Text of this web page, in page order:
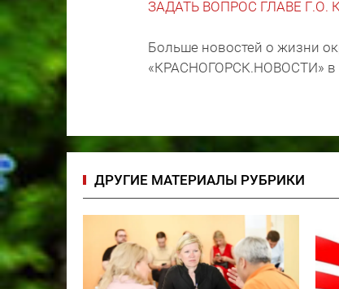
ЗАДАТЬ ВОПРОС ГЛАВЕ Г.О.
Больше новостей о жизни
«КРАСНОГОРСК.НОВОСТИ» в
ДРУГИЕ МАТЕРИАЛЫ РУБРИКИ